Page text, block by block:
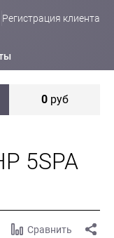
Регистрация клиента
0руб
5SPA
Сравнить